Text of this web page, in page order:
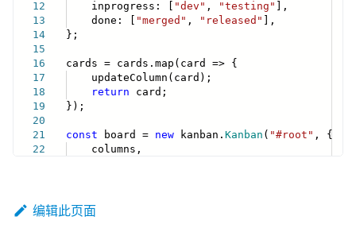
编辑此页面